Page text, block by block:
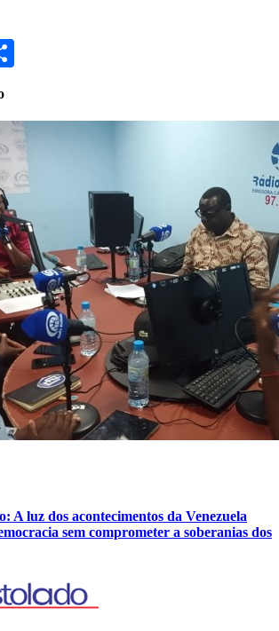
A luz dos acontecimentos da Venezuela
sem comprometer a soberanias dos